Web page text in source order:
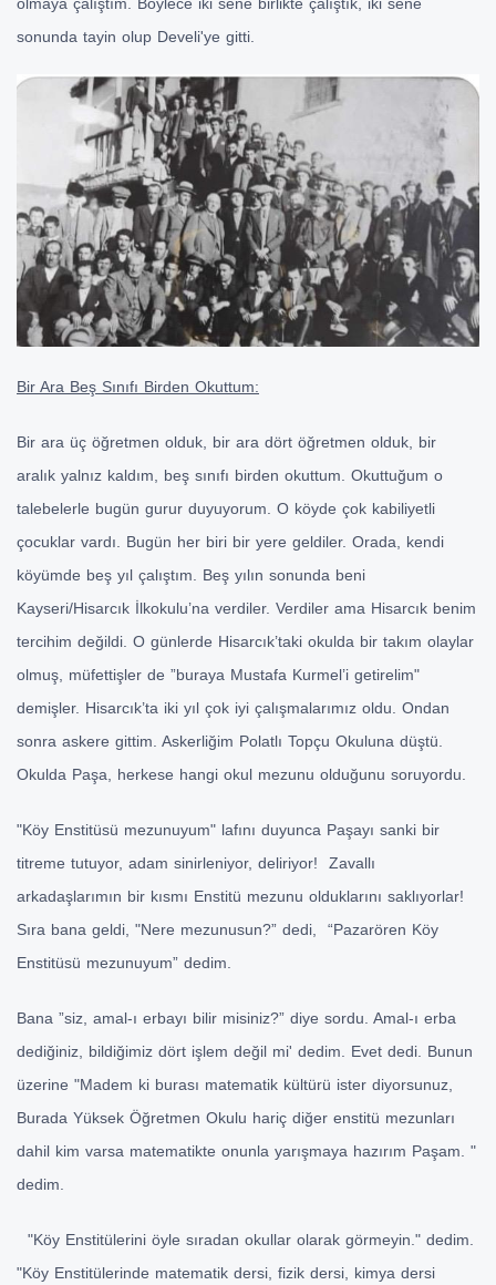
sonunda tayin olup Develi'ye gitti.
Bir Ara Beş Sınıfı Birden Okuttum:
Bir ara üç öğretmen olduk, bir ara dört öğretmen olduk, bir
aralık yalnız kaldım, beş sınıfı birden okuttum. Okuttuğum o
talebelerle bugün gurur duyuyorum. O köyde çok kabiliyetli
çocuklar vardı. Bugün her biri bir yere geldiler. Orada, kendi
köyümde beş yıl çalıştım. Beş yılın sonunda beni
Kayseri/Hisarcık İlkokulu’na verdiler. Verdiler ama Hisarcık benim
tercihim değildi. O günlerde Hisarcık’taki okulda bir takım olaylar
olmuş, müfettişler de ”buraya Mustafa Kurmel’i getirelim"
demişler. Hisarcık’ta iki yıl çok iyi çalışmalarımız oldu. Ondan
sonra askere gittim. Askerliğim Polatlı Topçu Okuluna düştü.
Okulda Paşa, herkese hangi okul mezunu olduğunu soruyordu.
"Köy Enstitüsü mezunuyum" lafını duyunca Paşayı sanki bir
titreme tutuyor, adam sinirleniyor, deliriyor! Zavallı
arkadaşlarımın bir kısmı Enstitü mezunu olduklarını saklıyorlar!
Sıra bana geldi, "Nere mezunusun?” dedi, “Pazarören Köy
Enstitüsü mezunuyum” dedim.
Bana ”siz, amal-ı erbayı bilir misiniz?” diye sordu. Amal-ı erba
dediğiniz, bildiğimiz dört işlem değil mi' dedim. Evet dedi. Bunun
üzerine "Madem ki burası matematik kültürü ister diyorsunuz,
Burada Yüksek Öğretmen Okulu hariç diğer enstitü mezunları
dahil kim varsa matematikte onunla yarışmaya hazırım Paşam. "
dedim.
"Köy Enstitülerini öyle sıradan okullar olarak görmeyin." dedim.
"Köy Enstitülerinde matematik dersi, fizik dersi, kimya dersi